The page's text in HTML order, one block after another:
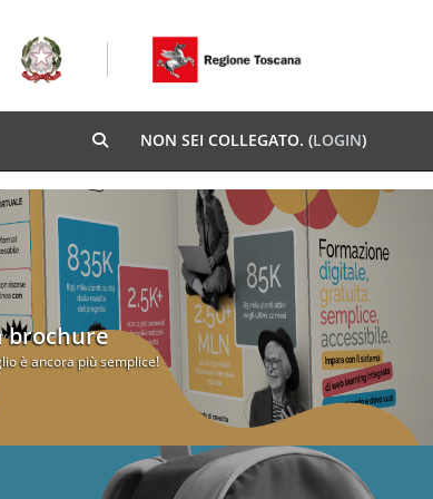
ATTIVA/DISATTIVA INPUT DI RICERCA
NON SEI COLLEGATO. (LOGIN)
brochure
è ancora più semplice!